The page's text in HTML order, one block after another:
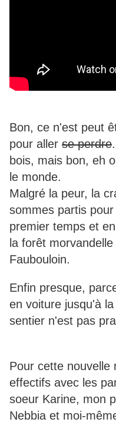
Bon, ce n'est peut
pour aller se perdre
bois, mais bon, eh
le monde.
Malgré la peur, la
sommes partis
premier temps et
la forêt
Faubouloin.
Enfin presque,
en voiture jusqu'à
sentier n'est pas
Pour cette nouvelle
effectifs avec les
soeur Karine, mon
Nebbia et moi-